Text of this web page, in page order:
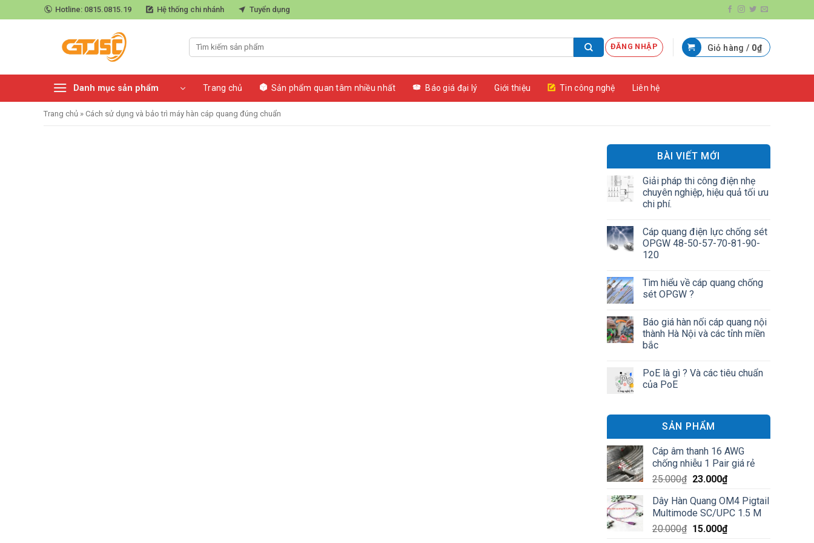
to
Hotline: 0815.0815.19 Hệ thống chi nhánh Tuyển dụng
ĐĂNG NHẬP Giỏ hàng / 0₫
Danh mục sản phẩm Trang chủ Sản phẩm quan tâm nhiều nhất Báo giá đại lý Giới thiệu Tin công nghệ Liên hệ
Trang chủ » Cách sử dụng và bảo trì máy hàn cáp quang đúng chuẩn
BÀI VIẾT MỚI
Giải pháp thi công điện nhẹ
chuyên nghiệp, hiệu quả tối ưu
chi phí.
Cáp quang điện lực chống sét
OPGW 48-50-57-70-81-90-
120
Tìm hiểu về cáp quang chống
sét OPGW ?
Báo giá hàn nối cáp quang nội
thành Hà Nội và các tỉnh miền
bắc
PoE là gì ? Và các tiêu chuẩn
của PoE
SẢN PHẨM
Cáp âm thanh 16 AWG
chống nhiễu 1 Pair giá rẻ
25.000₫ Giá
là:
25.000₫.
23.000₫Giá
tại
là:
23.000₫.
Dây Hàn Quang OM4 Pigtail
Multimode SC/UPC 1.5 M
20.000₫ Giá
15.000₫Giá